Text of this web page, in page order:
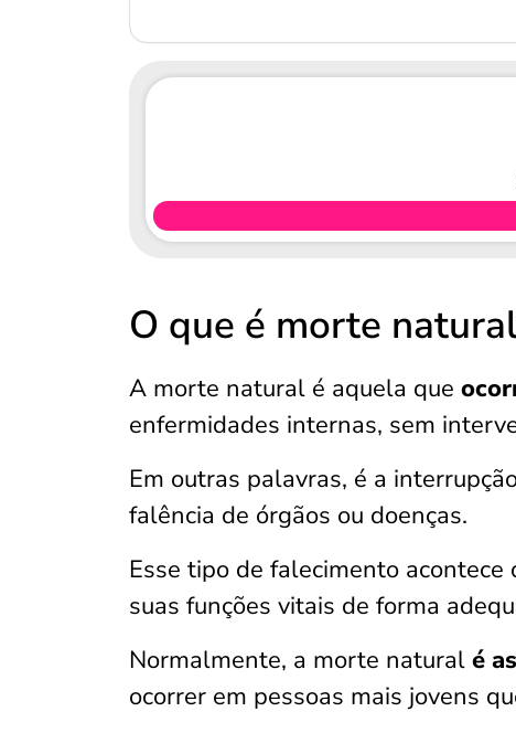
O que é morte
A morte natural é aquela que
enfermidades internas, sem
Em outras palavras, é a
falência de órgãos ou doenças.
Esse tipo de falecimento
suas funções vitais de forma
Normalmente, a morte natural é
ocorrer em pessoas mais jovens